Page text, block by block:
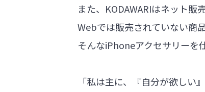
また、KODAWARIはネット販
Webでは販売されていない商
そんなiPhoneアクセサリーを
「私は主に、『自分が欲しい